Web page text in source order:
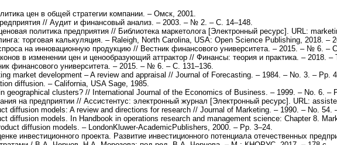
цен в общей стратегии компании. – Омск, 2001.
// Аудит и финансовый анализ. – 2003. – № 2. – С. 14–148.
политика предприятия // Библиотека маркетолога [Электронный ресурс]. URL:
торговая калькуляция. – Raleigh, North Carolina, USA: Open Science Publishing, 2018. –
на инновационную продукцию // Вестник финансового университета. – 2015. – № 6. –
в изменении цен и ценообразующий аттрактор // Финансы: теория и практика. –
финансового университета. – 2015. – № 6. – С. 131–136.
market development – A review and appraisal // Journal of Forecasting. – 1984. – No. 3. – Pp.
diffusion. – California, USA Sage, 1985.
geographical clusters? // International Journal of the Economics of Business. – 1999. – No. 6. –
на предприятии // Ассистентус: электронный журнал [Электронный ресурс]. URL:
diffusion models: A review and directions for research // Journal of Marketing. – 1990. – No. 54.
diffusion models. In Handbook in operations research and management science: Chapter 8.
diffusion models. – LondonKluwer-AcademicPublishers, 2000. – Pp. 3–24.
инвестиционного проекта. Развитие инвестиционного потенциала отечественных